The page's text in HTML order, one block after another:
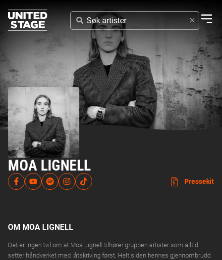
SØK
ARTISTER
MOA LIGNELL
Pressekit
OM MOA LIGNELL
Det er ingen tvil om at Moa Lignell tilhører gruppen artister som alltid
setter håndverket med låtskriving først. Helt siden hennes gjennombrudd